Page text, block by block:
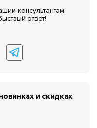
консультантам
ответ!
и скидках